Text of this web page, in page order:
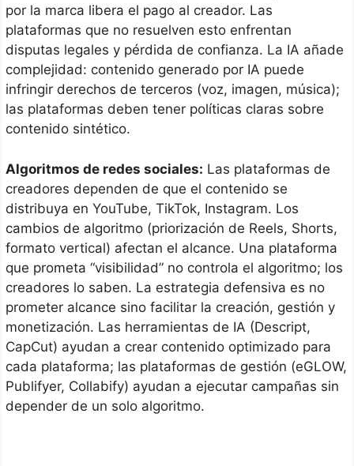
por la marca libera el pago al creador. Las
plataformas que no resuelven esto enfrentan
disputas legales y pérdida de confianza. La IA añade
complejidad: contenido generado por IA puede
infringir derechos de terceros (voz, imagen, música);
las plataformas deben tener políticas claras sobre
contenido sintético.
Algoritmos de redes sociales: Las plataformas de
creadores dependen de que el contenido se
distribuya en YouTube, TikTok, Instagram. Los
cambios de algoritmo (priorización de Reels, Shorts,
formato vertical) afectan el alcance. Una plataforma
que prometa “visibilidad” no controla el algoritmo; los
creadores lo saben. La estrategia defensiva es no
prometer alcance sino facilitar la creación, gestión y
monetización. Las herramientas de IA (Descript,
CapCut) ayudan a crear contenido optimizado para
cada plataforma; las plataformas de gestión (eGLOW,
Publifyer, Collabify) ayudan a ejecutar campañas sin
depender de un solo algoritmo.